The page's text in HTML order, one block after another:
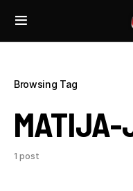
Browsing Tag
MATIJA-
1 post